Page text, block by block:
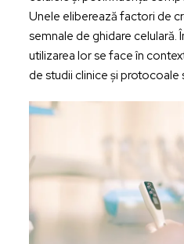
Unele eliberează factori de
semnale de ghidare celulară.
utilizarea lor se face în
de studii clinice și protocoale